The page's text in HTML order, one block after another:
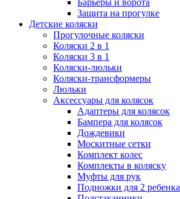
Защита на прогулке
Детские коляски
Прогулочные коляски
Коляски 2 в 1
Коляски 3 в 1
Коляски-люльки
Коляски-трансформеры
Люльки
Аксессуары для колясок
Адаптеры для колясок
Бампера для колясок
Дождевики
Москитные сетки
Комплект колес
Комплекты в коляску
Муфты для рук
Подножки для 2 ребенка